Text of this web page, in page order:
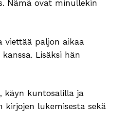
Nämä ovat minullekin
viettää paljon aikaa
Lisäksi hän
käyn kuntosalilla ja
kirjojen lukemisesta sekä